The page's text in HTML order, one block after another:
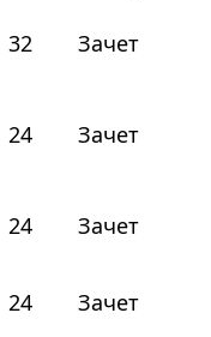
32 Зачет
24 Зачет
24 Зачет
24 Зачет